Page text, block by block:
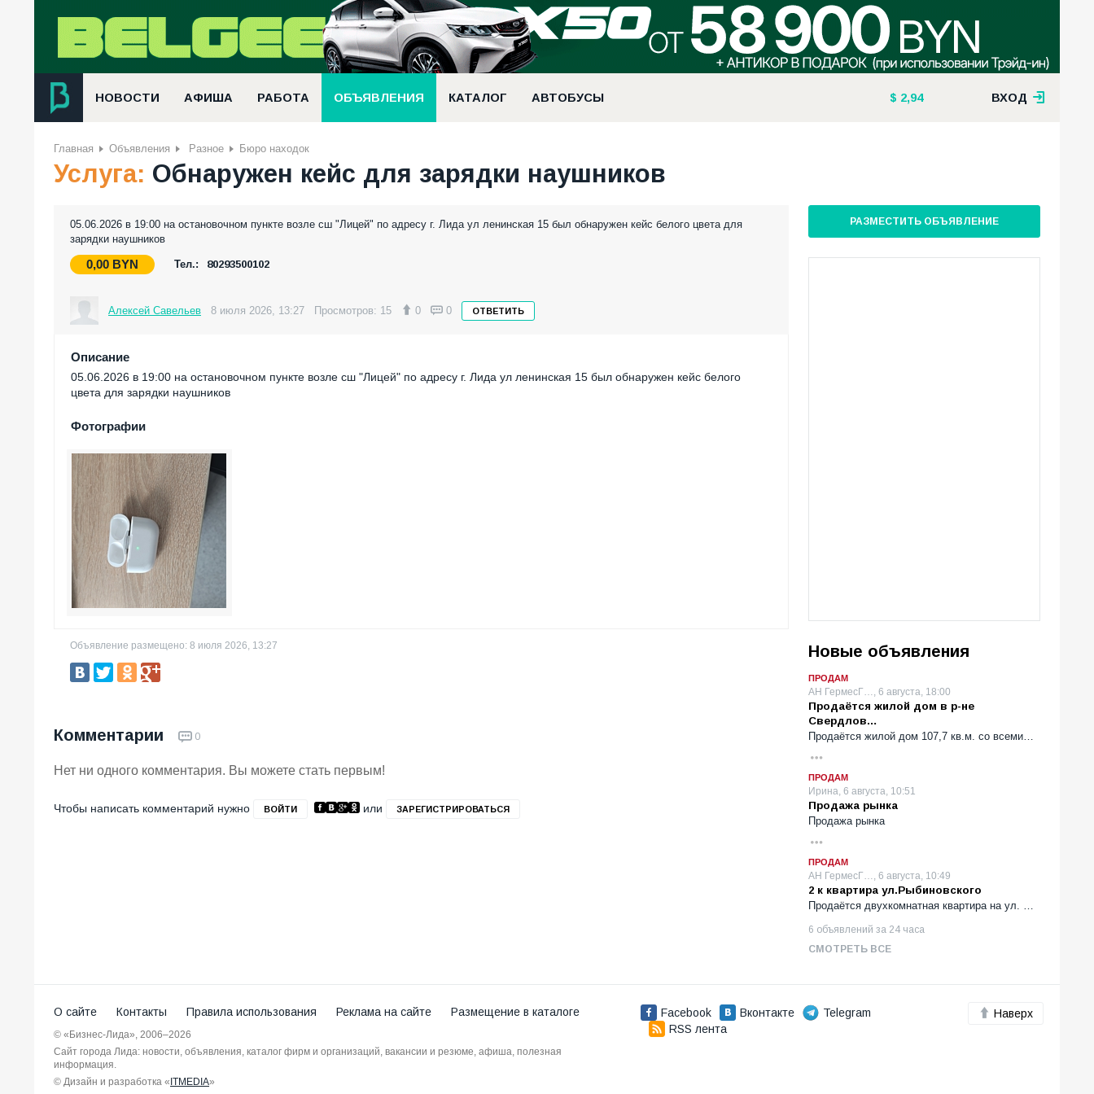
НОВОСТИ АФИША РАБОТА ОБЪЯВЛЕНИЯ КАТАЛОГ АВТОБУСЫ 2,94 ВХОД
Главная Объявления Разное Бюро находок
Услуга: Обнаружен кейс для зарядки наушников
05.06.2026 в 19:00 на остановочном пункте возле сш "Лицей" по адресу г. Лида ул ленинская 15 был обнаружен кейс белого цвета для
зарядки наушников
0,00 BYN Тел.: 80293500102
Алексей Савельев 8 июля 2026, 13:27 Просмотров: 15 0 0 ОТВЕТИТЬ
Описание
05.06.2026 в 19:00 на остановочном пункте возле сш "Лицей" по адресу г. Лида ул ленинская 15 был обнаружен кейс белого
цвета для зарядки наушников
Фотографии
Объявление размещено: 8 июля 2026, 13:27
Комментарии 0
Нет ни одного комментария. Вы можете стать первым!
Чтобы написать комментарий нужно ВОЙТИ или ЗАРЕГИСТРИРОВАТЬСЯ
РАЗМЕСТИТЬ ОБЪЯВЛЕНИЕ
Новые объявления
ПРОДАМ
АН ГермесГ…, 6 августа, 18:00
Продаётся жилой дом в р-не
Свердлов…
Продаётся жилой дом 107,7 кв.м. со всеми…
ПРОДАМ
Ирина, 6 августа, 10:51
Продажа рынка
Продажа рынка
ПРОДАМ
АН ГермесГ…, 6 августа, 10:49
2 к квартира ул.Рыбиновского
Продаётся двухкомнатная квартира на ул. …
6 объявлений за 24 часа
СМОТРЕТЬ ВСЕ
О сайте Контакты Правила использования Реклама на сайте Размещение в каталоге
© «Бизнес-Лида», 2006–2026
Сайт города Лида: новости, объявления, каталог фирм и организаций, вакансии и резюме, афиша, полезная
информация.
© Дизайн и разработка « ITMEDIA»
Facebook Вконтакте
Telegram
RSS лента
Наверх